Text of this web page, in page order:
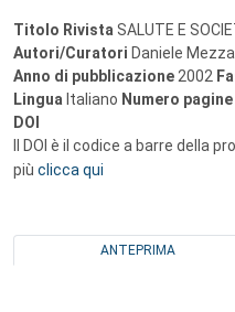
Titolo Rivista SALUTE E
Autori/Curatori Daniele
Anno di pubblicazione 2002
Lingua Italiano Numero pagine
DOI
Il DOI è il codice a barre della
più clicca qui
ANTEPRIMA